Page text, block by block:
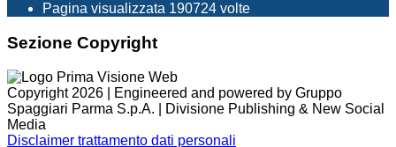
Pagina visualizzata 190724 volte
Sezione Copyright
Copyright 2026 | Engineered and powered by Gruppo
Spaggiari Parma S.p.A. | Divisione Publishing & New Social
Media
Disclaimer trattamento dati personali